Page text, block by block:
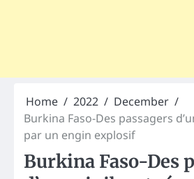
Home 2022
December
Burkina Faso-Des passagers
par un engin explosif
Burkina Faso-Des